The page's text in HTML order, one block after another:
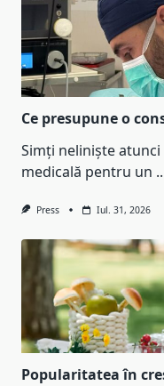
Ce presupune o
Simți neliniște
medicală pentru un
Press Iul. 31, 2026
Popularitatea în